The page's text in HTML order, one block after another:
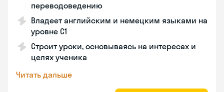
переводоведению
Владеет английским и немецким языками на
уровне C1
Строит уроки, основываясь на интересах и
целях ученика
Читать дальше